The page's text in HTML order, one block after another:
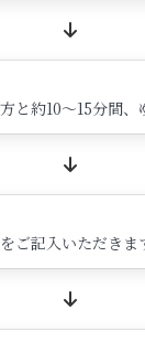
と約10～15分間
ご記入いただきま